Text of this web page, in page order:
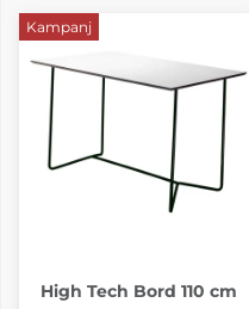
Kampanj
High Tech Bord 110 cm